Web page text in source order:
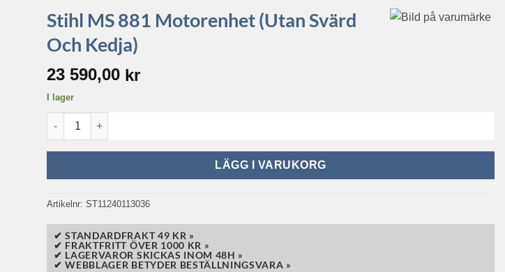
Stihl MS 881 Motorenhet (utan Svärd
Och Kedja)
23 590,00 kr
I lager
Stihl MS 881 Motorenhet (utan svärd och kedja) mängd
LÄGG I VARUKORG
Artikelnr: ST11240113036
✔ STANDARDFRAKT 49 KR »
✔ FRAKTFRITT ÖVER 1000 KR »
✔ LAGERVAROR SKICKAS INOM 48H »
✔ WEBBLAGER BETYDER BESTÄLLNINGSVARA »